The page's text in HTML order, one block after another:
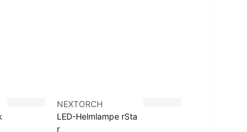
NEXTORCH
LED-Helmlampe rSta
r